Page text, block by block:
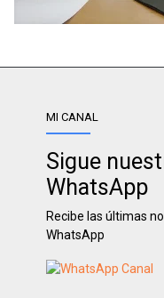
MI CANAL
Sigue
WhatsApp
Recibe las últimas
WhatsApp